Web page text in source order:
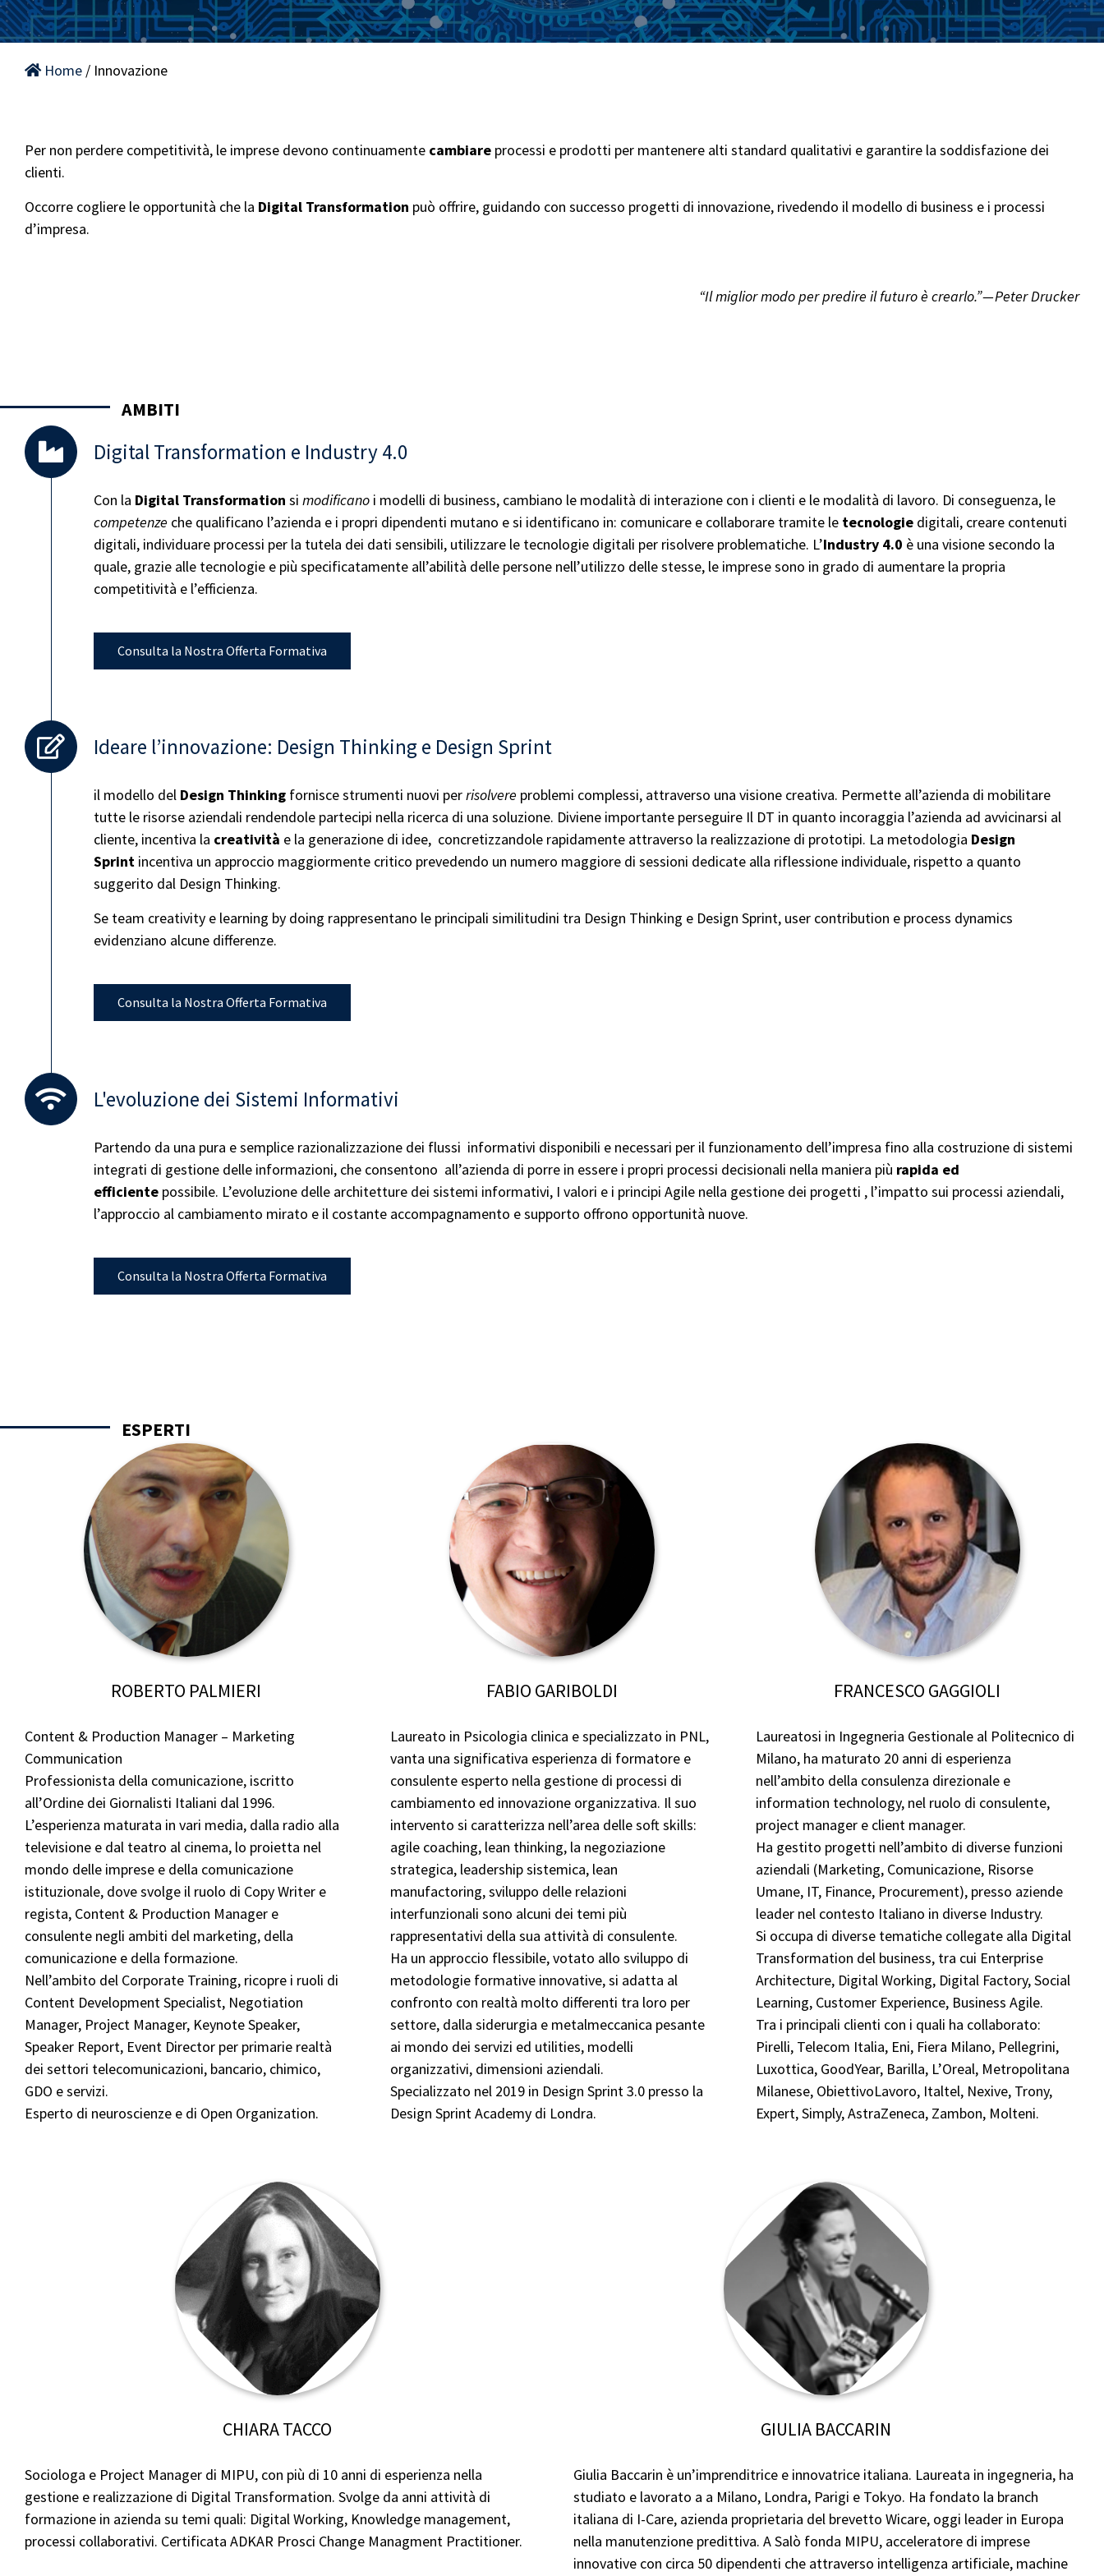
Home / Innovazione
Per non perdere competitività, le imprese devono continuamente cambiare processi e prodotti per mantenere alti standard qualitativi e garantire la soddisfazione dei
clienti.
Occorre cogliere le opportunità che la Digital Transformation può offrire, guidando con successo progetti di innovazione, rivedendo il modello di business e i processi
d’impresa.
“Il miglior modo per predire il futuro è crearlo.” — Peter Drucker
AMBITI
Digital Transformation e Industry 4.0
Con la Digital Transformation si modificano i modelli di business, cambiano le modalità di interazione con i clienti e le modalità di lavoro. Di conseguenza, le
competenze che qualificano l’azienda e i propri dipendenti mutano e si identificano in: comunicare e collaborare tramite le tecnologie digitali, creare contenuti
digitali, individuare processi per la tutela dei dati sensibili, utilizzare le tecnologie digitali per risolvere problematiche. L’Industry 4.0 è una visione secondo la
quale, grazie alle tecnologie e più specificatamente all’abilità delle persone nell’utilizzo delle stesse, le imprese sono in grado di aumentare la propria
competitività e l’efficienza.
Consulta la Nostra Offerta Formativa
Ideare l’innovazione: Design Thinking e Design Sprint
il modello del Design Thinking fornisce strumenti nuovi perrisolvere problemi complessi, attraverso una visione creativa. Permette all’azienda di mobilitare
tutte le risorse aziendali rendendole partecipi nella ricerca di una soluzione. Diviene importante perseguire Il DT in quanto incoraggia l’azienda ad avvicinarsi al
cliente, incentiva la creatività e la generazione di idee, concretizzandole rapidamente attraverso la realizzazione di prototipi. La metodologia Design
Sprint incentiva un approccio maggiormente critico prevedendo un numero maggiore di sessioni dedicate alla riflessione individuale, rispetto a quanto
suggerito dal Design Thinking.
Se team creativity e learning by doing rappresentano le principali similitudini tra Design Thinking e Design Sprint, user contribution e process dynamics
evidenziano alcune differenze.
Consulta la Nostra Offerta Formativa
L'evoluzione dei Sistemi Informativi
Partendo da una pura e semplice razionalizzazione dei flussi informativi disponibili e necessari per il funzionamento dell’impresa fino alla costruzione di sistemi
integrati di gestione delle informazioni, che consentono all’azienda di porre in essere i propri processi decisionali nella maniera più rapida ed
efficiente possibile. L’evoluzione delle architetture dei sistemi informativi, I valori e i principi Agile nella gestione dei progetti , l’impatto sui processi aziendali,
l’approccio al cambiamento mirato e il costante accompagnamento e supporto offrono opportunità nuove.
Consulta la Nostra Offerta Formativa
ESPERTI
ROBERTO PALMIERI
Content & Production Manager – Marketing
Communication
Professionista della comunicazione, iscritto
all’Ordine dei Giornalisti Italiani dal 1996.
L’esperienza maturata in vari media, dalla radio alla
televisione e dal teatro al cinema, lo proietta nel
mondo delle imprese e della comunicazione
istituzionale, dove svolge il ruolo di Copy Writer e
regista, Content & Production Manager e
consulente negli ambiti del marketing, della
comunicazione e della formazione.
Nell’ambito del Corporate Training, ricopre i ruoli di
Content Development Specialist, Negotiation
Manager, Project Manager, Keynote Speaker,
Speaker Report, Event Director per primarie realtà
dei settori telecomunicazioni, bancario, chimico,
GDO e servizi.
Esperto di neuroscienze e di Open Organization.
FABIO GARIBOLDI
Laureato in Psicologia clinica e specializzato in PNL,
vanta una significativa esperienza di formatore e
consulente esperto nella gestione di processi di
cambiamento ed innovazione organizzativa. Il suo
intervento si caratterizza nell’area delle soft skills:
agile coaching, lean thinking, la negoziazione
strategica, leadership sistemica, lean
manufactoring, sviluppo delle relazioni
interfunzionali sono alcuni dei temi più
rappresentativi della sua attività di consulente.
Ha un approccio flessibile, votato allo sviluppo di
metodologie formative innovative, si adatta al
confronto con realtà molto differenti tra loro per
settore, dalla siderurgia e metalmeccanica pesante
ai mondo dei servizi ed utilities, modelli
organizzativi, dimensioni aziendali.
Specializzato nel 2019 in Design Sprint 3.0 presso la
Design Sprint Academy di Londra.
FRANCESCO GAGGIOLI
Laureatosi in Ingegneria Gestionale al Politecnico di
Milano, ha maturato 20 anni di esperienza
nell’ambito della consulenza direzionale e
information technology, nel ruolo di consulente,
project manager e client manager.
Ha gestito progetti nell’ambito di diverse funzioni
aziendali (Marketing, Comunicazione, Risorse
Umane, IT, Finance, Procurement), presso aziende
leader nel contesto Italiano in diverse Industry.
Si occupa di diverse tematiche collegate alla Digital
Transformation del business, tra cui Enterprise
Architecture, Digital Working, Digital Factory, Social
Learning, Customer Experience, Business Agile.
Tra i principali clienti con i quali ha collaborato:
Pirelli, Telecom Italia, Eni, Fiera Milano, Pellegrini,
Luxottica, GoodYear, Barilla, L’Oreal, Metropolitana
Milanese, ObiettivoLavoro, Italtel, Nexive, Trony,
Expert, Simply, AstraZeneca, Zambon, Molteni.
CHIARA TACCO
Sociologa e Project Manager di MIPU, con più di 10 anni di esperienza nella
gestione e realizzazione di Digital Transformation. Svolge da anni attività di
formazione in azienda su temi quali: Digital Working, Knowledge management,
processi collaborativi. Certificata ADKAR Prosci Change Managment Practitioner.
GIULIA BACCARIN
Giulia Baccarin è un’imprenditrice e innovatrice italiana. Laureata in ingegneria, ha
studiato e lavorato a a Milano, Londra, Parigi e Tokyo. Ha fondato la branch
italiana di I-Care, azienda proprietaria del brevetto Wicare, oggi leader in Europa
nella manutenzione predittiva. A Salò fonda MIPU, acceleratore di imprese
innovative con circa 50 dipendenti che attraverso intelligenza artificiale, machine